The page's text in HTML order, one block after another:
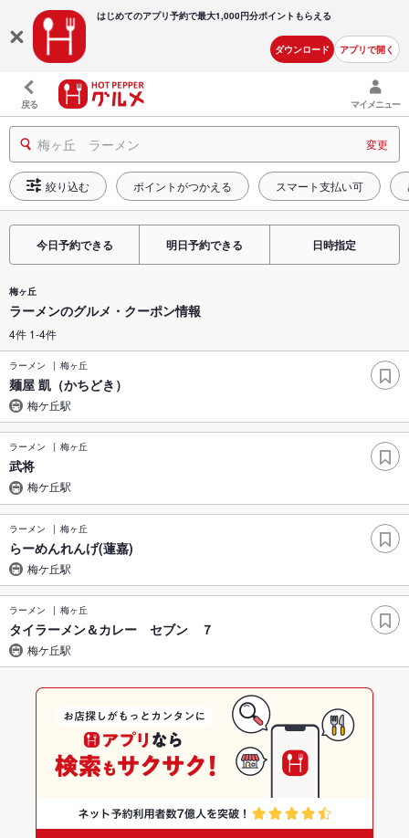
はじめてのアプリ予約で最大1,000円分ポイントもらえる
ダウンロード アプリで開く
戻る マイメニュー
梅ヶ丘 ラーメン 変更
絞り込む ポイントがつかえる スマート支払い可
今日予約できる 明日予約できる 日時指定
梅ヶ丘
ラーメンのグルメ・クーポン情報
4件 1-4件
ラーメン 梅ヶ丘
麺屋 凱（かちどき）
梅ケ丘駅
ラーメン 梅ヶ丘
武将
梅ケ丘駅
ラーメン 梅ヶ丘
らーめんれんげ(蓮嘉)
梅ケ丘駅
ラーメン 梅ヶ丘
タイラーメン＆カレー セブン ７
梅ケ丘駅